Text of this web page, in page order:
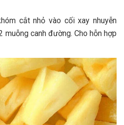
cắt nhỏ vào cối xay nhuyễn
muỗng canh đường. Cho hỗn hợp